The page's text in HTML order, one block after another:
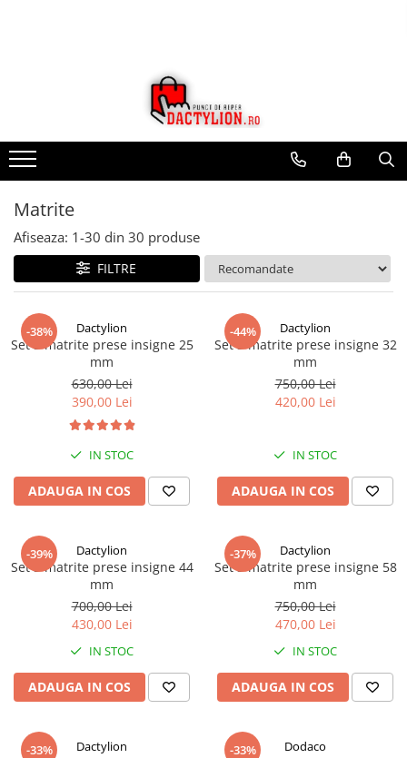
Matrite
Afiseaza: 1-30 din 30 produse
FILTRE
-38% Dactylion
Set 3 matrite prese insigne 25
mm
630,00 Lei
390,00 Lei
IN STOC
ADAUGA IN COS
-44% Dactylion
Set 3 matrite prese insigne 32
mm
750,00 Lei
420,00 Lei
IN STOC
ADAUGA IN COS
-39% Dactylion
Set 3 matrite prese insigne 44
mm
700,00 Lei
430,00 Lei
IN STOC
ADAUGA IN COS
-37% Dactylion
Set 3 matrite prese insigne 58
mm
750,00 Lei
470,00 Lei
IN STOC
ADAUGA IN COS
-33% Dactylion -33% Dodaco